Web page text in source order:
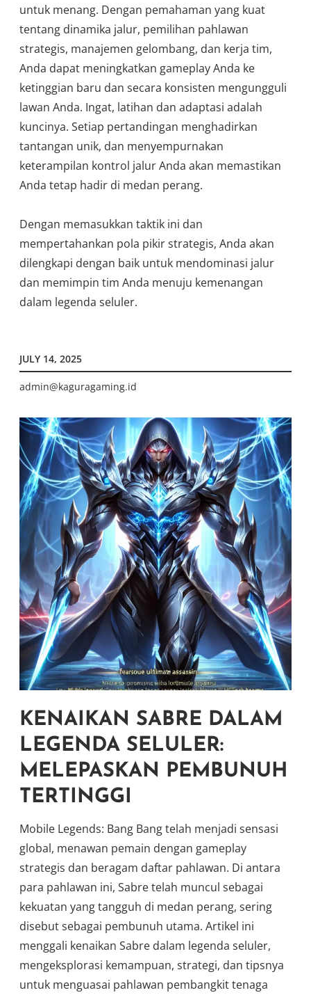
untuk menang. Dengan pemahaman yang kuat
tentang dinamika jalur, pemilihan pahlawan
strategis, manajemen gelombang, dan kerja tim,
Anda dapat meningkatkan gameplay Anda ke
ketinggian baru dan secara konsisten mengungguli
lawan Anda. Ingat, latihan dan adaptasi adalah
kuncinya. Setiap pertandingan menghadirkan
tantangan unik, dan menyempurnakan
keterampilan kontrol jalur Anda akan memastikan
Anda tetap hadir di medan perang.
Dengan memasukkan taktik ini dan
mempertahankan pola pikir strategis, Anda akan
dilengkapi dengan baik untuk mendominasi jalur
dan memimpin tim Anda menuju kemenangan
dalam legenda seluler.
JULY 14, 2025
admin@kaguragaming.id
KENAIKAN SABRE DALAM
LEGENDA SELULER:
MELEPASKAN PEMBUNUH
TERTINGGI
Mobile Legends: Bang Bang telah menjadi sensasi
global, menawan pemain dengan gameplay
strategis dan beragam daftar pahlawan. Di antara
para pahlawan ini, Sabre telah muncul sebagai
kekuatan yang tangguh di medan perang, sering
disebut sebagai pembunuh utama. Artikel ini
menggali kenaikan Sabre dalam legenda seluler,
mengeksplorasi kemampuan, strategi, dan tipsnya
untuk menguasai pahlawan pembangkit tenaga